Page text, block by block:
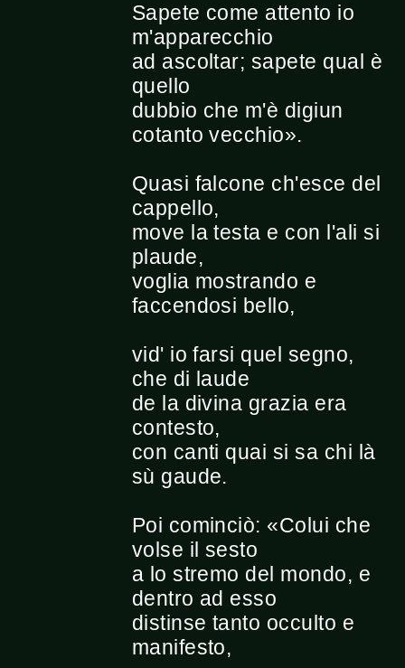
Sapete come attento io
m'apparecchio
ad ascoltar; sapete qual è
quello
dubbio che m'è digiun
cotanto vecchio».
Quasi falcone ch'esce del
cappello,
move la testa e con l'ali si
plaude,
voglia mostrando e
faccendosi bello,
vid' io farsi quel segno,
che di laude
de la divina grazia era
contesto,
con canti quai si sa chi là
sù gaude.
Poi cominciò: «Colui che
volse il sesto
a lo stremo del mondo, e
dentro ad esso
distinse tanto occulto e
manifesto,